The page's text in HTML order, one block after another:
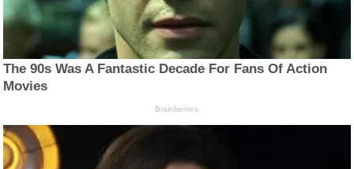
The 90s Was A Fantastic Decade For Fans Of Action
Movies
Brainberries